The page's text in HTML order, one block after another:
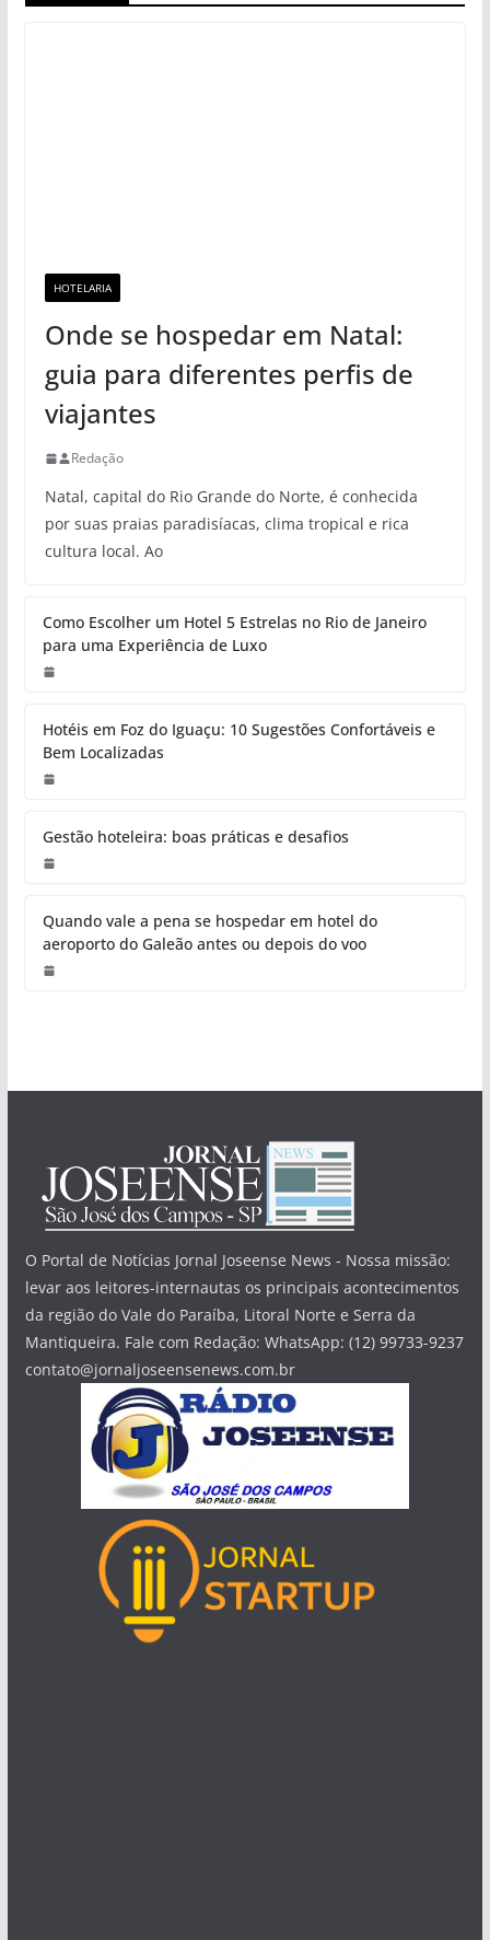
HOTELARIA
Onde se hospedar em Natal:
guia para diferentes perfis de
viajantes
Redação
Natal, capital do Rio Grande do Norte, é conhecida
por suas praias paradisíacas, clima tropical e rica
cultura local. Ao
Como Escolher um Hotel 5 Estrelas no Rio de Janeiro
para uma Experiência de Luxo
Hotéis em Foz do Iguaçu: 10 Sugestões Confortáveis e
Bem Localizadas
Gestão hoteleira: boas práticas e desafios
Quando vale a pena se hospedar em hotel do
aeroporto do Galeão antes ou depois do voo
O Portal de Notícias Jornal Joseense News - Nossa missão:
levar aos leitores-internautas os principais acontecimentos
da região do Vale do Paraíba, Litoral Norte e Serra da
Mantiqueira. Fale com Redação: WhatsApp: (12) 99733-9237
contato@jornaljoseensenews.com.br